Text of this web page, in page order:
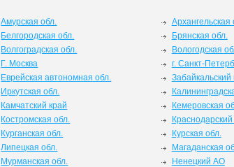
Амурская обл.
Архангельская
Белгородская обл.
Брянская обл.
Волгоградская обл.
Вологодская
Г. Москва
г. Санкт-
Еврейская автономная обл.
Забайкальский
Иркутская обл.
Камчатский край
Кемеровская
Костромская обл.
Краснодарский
Курганская обл.
Курская обл.
Липецкая обл.
Магаданская
Мурманская обл.
Ненецкий АО